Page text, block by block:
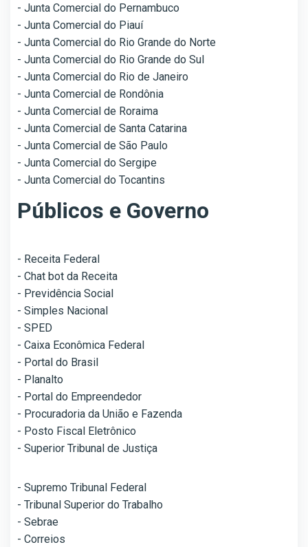
- Junta Comercial do Pernambuco
- Junta Comercial do Piauí
- Junta Comercial do Rio Grande do Norte
- Junta Comercial do Rio Grande do Sul
- Junta Comercial do Rio de Janeiro
- Junta Comercial de Rondônia
- Junta Comercial de Roraima
- Junta Comercial de Santa Catarina
- Junta Comercial de São Paulo
- Junta Comercial do Sergipe
- Junta Comercial do Tocantins
Públicos e Governo
- Receita Federal
- Chat bot da Receita
- Previdência Social
- Simples Nacional
- SPED
- Caixa Econômica Federal
- Portal do Brasil
- Planalto
- Portal do Empreendedor
- Procuradoria da União e Fazenda
- Posto Fiscal Eletrônico
- Superior Tribunal de Justiça
- Supremo Tribunal Federal
- Tribunal Superior do Trabalho
- Sebrae
- Correios